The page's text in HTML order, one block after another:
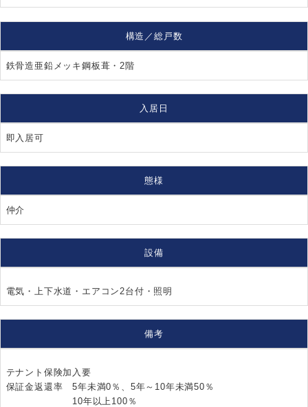
構造／総戸数
鉄骨造亜鉛メッキ鋼板葺・2階
入居日
即入居可
態様
仲介
設備
電気・上下水道・エアコン2台付・照明
備考
テナント保険加入要
保証金返還率 5年未満0％、5年～10年未満50％
10年以上100％